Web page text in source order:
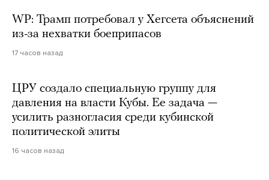
WP: Трамп потребовал у Хегсета объяснений
из-за нехватки боеприпасов
17 часов назад
ЦРУ создало специальную группу для
давления на власти Кубы. Ее задача —
усилить разногласия среди кубинской
политической элиты
16 часов назад